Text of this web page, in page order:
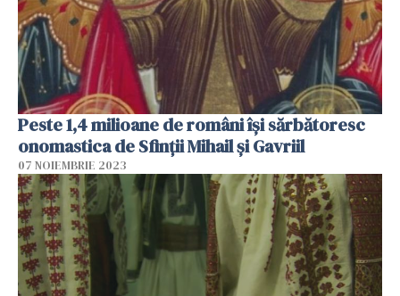
Peste 1,4 milioane de români îşi sărbătoresc
onomastica de Sfinţii Mihail şi Gavriil
07 NOIEMBRIE 2023